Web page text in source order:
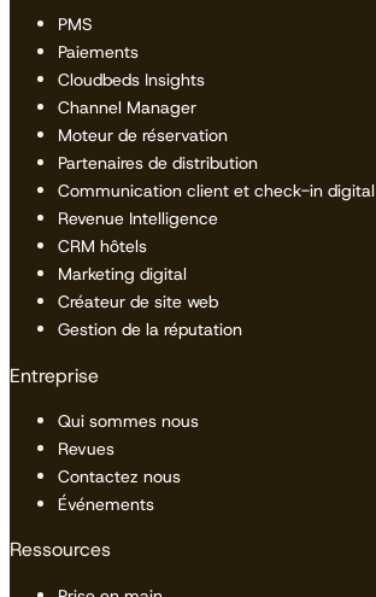
PMS
Paiements
Cloudbeds Insights
Channel Manager
Moteur de réservation
Partenaires de distribution
Communication client et check-in digital
Revenue Intelligence
CRM hôtels
Marketing digital
Créateur de site web
Gestion de la réputation
Entreprise
Qui sommes nous
Revues
Contactez nous
Événements
Ressources